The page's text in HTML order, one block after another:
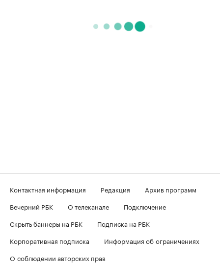
Контактная информация Редакция
Архив программ
Вечерний РБК
О телеканале
Подключение
Скрыть баннеры на РБК
Подписка на РБК
Корпоративная подписка
Информация об ограничениях
О соблюдении авторских прав